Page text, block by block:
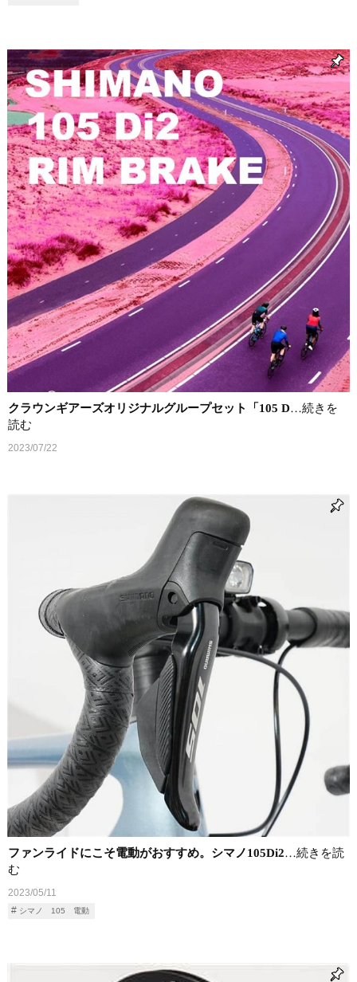
クラウンギアーズオリジナルグループセット「105 D…続きを
読む
2023/07/22
ファンライドにこそ電動がおすすめ。シマノ105Di2…続きを読
む
2023/05/11
シマノ 105 電動